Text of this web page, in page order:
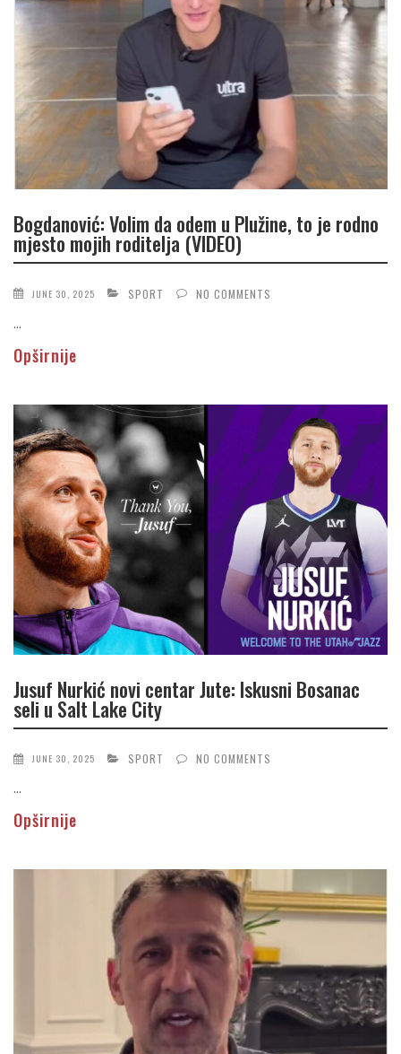
Bogdanović: Volim da odem u Plužine, to je rodno
mjesto mojih roditelja (VIDEO)
JUNE 30, 2025 SPORT NO COMMENTS
...
Opširnije
Jusuf Nurkić novi centar Jute: Iskusni Bosanac
seli u Salt Lake City
JUNE 30, 2025 SPORT NO COMMENTS
...
Opširnije